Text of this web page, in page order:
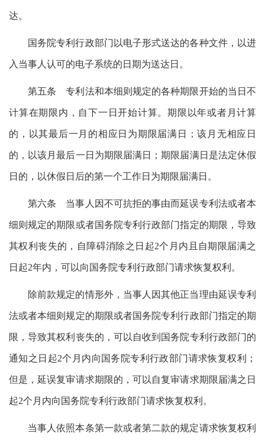
达。
国务院专利行政部门以电子形式送达的各种文件，以进
入当事人认可的电子系统的日期为送达日。
第五条 专利法和本细则规定的各种期限开始的当日不
计算在期限内，自下一日开始计算。期限以年或者月计算
的，以其最后一月的相应日为期限届满日；该月无相应日
的，以该月最后一日为期限届满日；期限届满日是法定休假
日的，以休假日后的第一个工作日为期限届满日。
第六条 当事人因不可抗拒的事由而延误专利法或者本
细则规定的期限或者国务院专利行政部门指定的期限，导致
其权利丧失的，自障碍消除之日起2个月内且自期限届满之
日起2年内，可以向国务院专利行政部门请求恢复权利。
除前款规定的情形外，当事人因其他正当理由延误专利
法或者本细则规定的期限或者国务院专利行政部门指定的期
限，导致其权利丧失的，可以自收到国务院专利行政部门的
通知之日起2个月内向国务院专利行政部门请求恢复权利；
但是，延误复审请求期限的，可以自复审请求期限届满之日
起2个月内向国务院专利行政部门请求恢复权利。
当事人依照本条第一款或者第二款的规定请求恢复权利